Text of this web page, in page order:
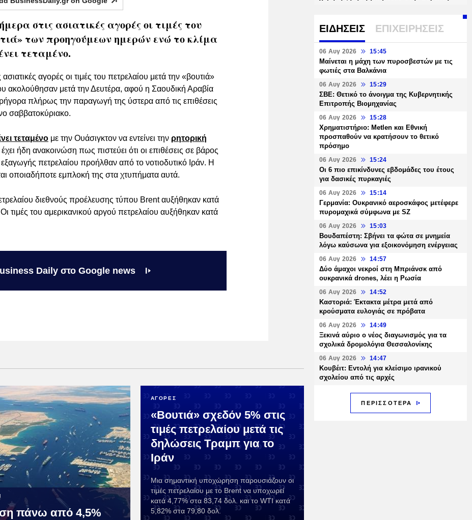
στις ασιατικές αγορές οι τιμές του
των προηγούμεων ημερών ενώ το κλίμα
τεταμένο.
αγορές οι τιμές του πετρελαίου μετά την «βουτιά»
μετά την Δευτέρα, αφού η Σαουδική Αραβία
πλήρως την παραγωγή της ύστερα από τις επιθέσεις
σαββατοκύριακο.
τεταμένο με την Ουάσιγκτον να εντείνει την ρητορική
έχει ήδη ανακοινώση πως πιστεύει ότι οι επιθέσεις σε βάρος
πετρελαίου προήλθαν από το νοτιοδυτικό Ιράν. Η
οποιαδήποτε εμπλοκή της στα χτυπήματα αυτά.
διεθνούς προέλευσης τύπου Brent αυξήθηκαν κατά
τιμές του αμερικανικού αργού πετρελαίου αυξήθηκαν κατά
Daily στο Google news
πάνω από 4,5%
ΑΓΟΡΕΣ
«Βουτιά» σχεδόν 5% στις
τιμές πετρελαίου μετά τις
δηλώσεις Τραμπ για το
Ιράν
Μια σημαντική υποχώρηση παρουσιάζουν οι
τιμές πετρελαίου με το Brent να υποχωρεί
κατά 4,77% στα 83,74 δολ. και το WTI κατά
5,82% στα 79,80 δολ.
ΕΙΔΗΣΕΙΣ ΕΠΙΧΕΙΡΗΣΕΙΣ
06 Αυγ 2026 15:45
Μαίνεται η μάχη των πυροσβεστών με τις
φωτιές στα Βαλκάνια
06 Αυγ 2026 15:29
ΣΒΕ: Θετικό το άνοιγμα της Κυβερνητικής
Επιτροπής Βιομηχανίας
06 Αυγ 2026 15:28
Χρηματιστήριο: Metlen και Εθνική
προσπαθούν να κρατήσουν το θετικό
πρόσημο
06 Αυγ 2026 15:24
Οι 6 πιο επικίνδυνες εβδομάδες του έτους
για δασικές πυρκαγιές
06 Αυγ 2026 15:14
Γερμανία: Ουκρανικό αεροσκάφος μετέφερε
πυρομαχικά σύμφωνα με SZ
06 Αυγ 2026 15:03
Βουδαπέστη: Σβήνει τα φώτα σε μνημεία
λόγω καύσωνα για εξοικονόμηση ενέργειας
06 Αυγ 2026 14:57
Δύο άμαχοι νεκροί στη Μπριάνσκ από
ουκρανικά drones, λέει η Ρωσία
06 Αυγ 2026 14:52
Καστοριά: Έκτακτα μέτρα μετά από
κρούσματα ευλογιάς σε πρόβατα
06 Αυγ 2026 14:49
Ξεκινά αύριο ο νέος διαγωνισμός για τα
σχολικά δρομολόγια Θεσσαλονίκης
06 Αυγ 2026 14:47
Κουβέιτ: Εντολή για κλείσιμο ιρανικού
σχολείου από τις αρχές
ΠΕΡΙΣΣΟΤΕΡΑ